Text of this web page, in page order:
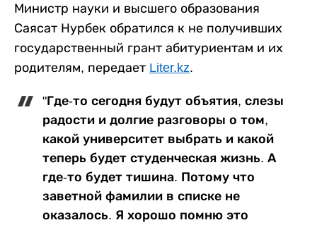
Министр науки и высшего образования
Саясат Нурбек обратился к не получивших
государственный грант абитуриентам и их
родителям, передает Liter.kz.
"Где-то сегодня будут объятия, слезы
радости и долгие разговоры о том,
какой университет выбрать и какой
теперь будет студенческая жизнь. А
где-то будет тишина. Потому что
заветной фамилии в списке не
оказалось. Я хорошо помню это